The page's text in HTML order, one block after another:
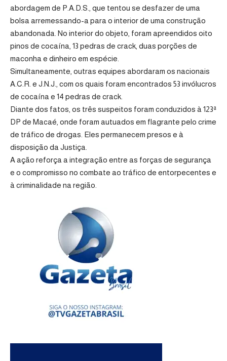
abordagem de P.A.D.S., que tentou se desfazer de uma
bolsa arremessando-a para o interior de uma construção
abandonada. No interior do objeto, foram apreendidos oito
pinos de cocaína, 13 pedras de crack, duas porções de
maconha e dinheiro em espécie.
Simultaneamente, outras equipes abordaram os nacionais
A.C.R. e J.N.J., com os quais foram encontrados 53 invólucros
de cocaína e 14 pedras de crack.
Diante dos fatos, os três suspeitos foram conduzidos à 123ª
DP de Macaé, onde foram autuados em flagrante pelo crime
de tráfico de drogas. Eles permanecem presos e à
disposição da Justiça.
A ação reforça a integração entre as forças de segurança
e o compromisso no combate ao tráfico de entorpecentes e
à criminalidade na região.